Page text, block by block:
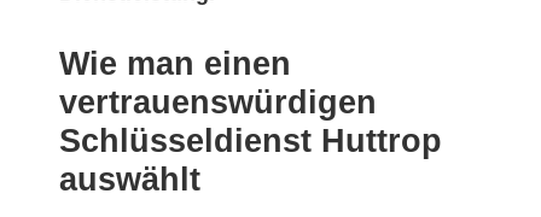
Wie man einen
vertrauenswürdigen
Schlüsseldienst Huttrop
auswählt